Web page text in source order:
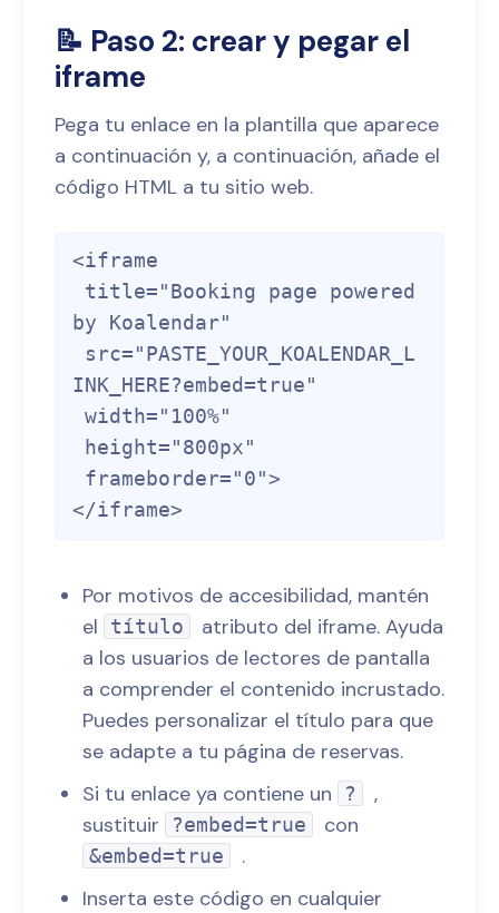
📝 Paso 2: crear y pegar el
iframe
Pega tu enlace en la plantilla que aparece
a continuación y, a continuación, añade el
código HTML a tu sitio web.
<iframe
by Koalendar"
INK_HERE?embed=true"
Por motivos de accesibilidad, mantén
el
título
atributo del iframe. Ayuda
a los usuarios de lectores de pantalla
a comprender el contenido incrustado.
Puedes personalizar el título para que
se adapte a tu página de reservas.
Si tu enlace ya contiene un
?
,
sustituir
?embed=true con
&embed=true
.
Inserta este código en cualquier